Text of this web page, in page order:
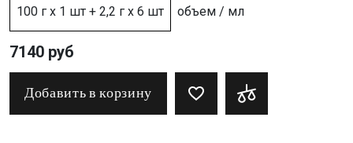
100 г х 1 шт + 2,2 г х 6 шт объем / мл
7140 руб
Добавить в корзину